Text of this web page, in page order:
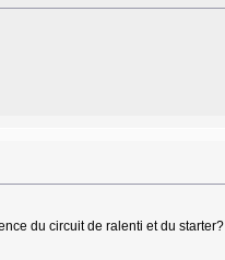
du circuit de ralenti et du starter?